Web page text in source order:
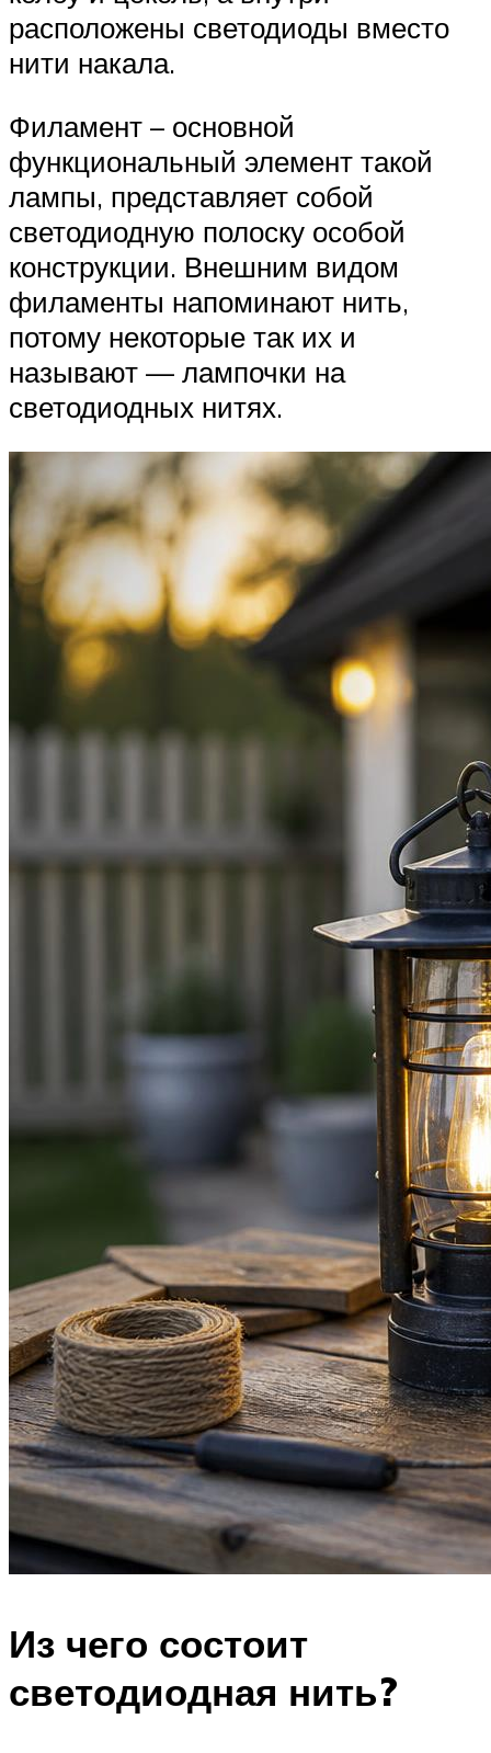
расположены светодиоды вместо
нити накала.
Филамент – основной
функциональный элемент такой
лампы, представляет собой
светодиодную полоску особой
конструкции. Внешним видом
филаменты напоминают нить,
потому некоторые так их и
называют — лампочки на
светодиодных нитях.
Из чего состоит
светодиодная нить?